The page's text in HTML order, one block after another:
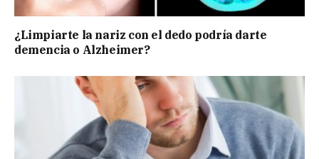
¿Limpiarte la nariz con el dedo podría darte
demencia o Alzheimer?